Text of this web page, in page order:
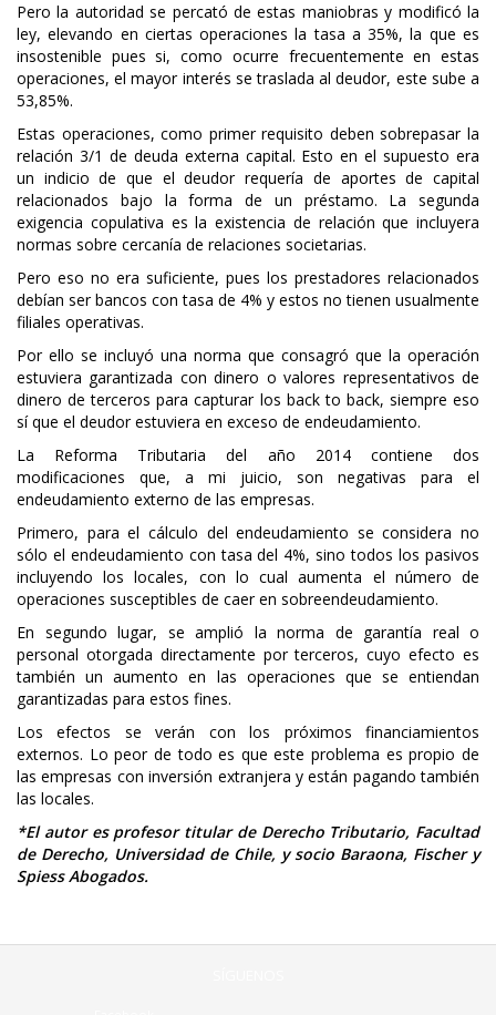
Pero la autoridad se percató de estas maniobras y modificó la
ley, elevando en ciertas operaciones la tasa a 35%, la que es
insostenible pues si, como ocurre frecuentemente en estas
operaciones, el mayor interés se traslada al deudor, este sube a
53,85%.
Estas operaciones, como primer requisito deben sobrepasar la
relación 3/1 de deuda externa capital. Esto en el supuesto era
un indicio de que el deudor requería de aportes de capital
relacionados bajo la forma de un préstamo. La segunda
exigencia copulativa es la existencia de relación que incluyera
normas sobre cercanía de relaciones societarias.
Pero eso no era suficiente, pues los prestadores relacionados
debían ser bancos con tasa de 4% y estos no tienen usualmente
filiales operativas.
Por ello se incluyó una norma que consagró que la operación
estuviera garantizada con dinero o valores representativos de
dinero de terceros para capturar los back to back, siempre eso
sí que el deudor estuviera en exceso de endeudamiento.
La Reforma Tributaria del año 2014 contiene dos
modificaciones que, a mi juicio, son negativas para el
endeudamiento externo de las empresas.
Primero, para el cálculo del endeudamiento se considera no
sólo el endeudamiento con tasa del 4%, sino todos los pasivos
incluyendo los locales, con lo cual aumenta el número de
operaciones susceptibles de caer en sobreendeudamiento.
En segundo lugar, se amplió la norma de garantía real o
personal otorgada directamente por terceros, cuyo efecto es
también un aumento en las operaciones que se entiendan
garantizadas para estos fines.
Los efectos se verán con los próximos financiamientos
externos. Lo peor de todo es que este problema es propio de
las empresas con inversión extranjera y están pagando también
las locales.
*El autor es profesor titular de Derecho Tributario, Facultad
de Derecho, Universidad de Chile, y socio Baraona, Fischer y
Spiess Abogados.